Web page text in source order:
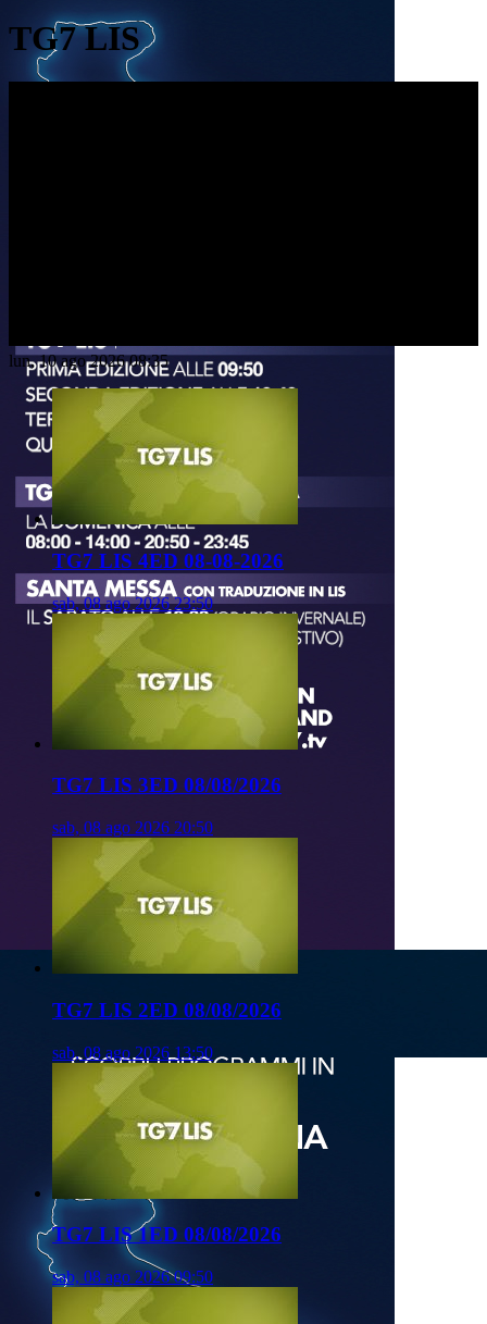
TG7 LIS
lun, 10 ago 2026 08:35
TG7 LIS 4ED 08-08-2026
sab, 08 ago 2026 23:50
TG7 LIS 3ED 08/08/2026
sab, 08 ago 2026 20:50
TG7 LIS 2ED 08/08/2026
sab, 08 ago 2026 13:50
TG7 LIS 1ED 08/08/2026
sab, 08 ago 2026 09:50